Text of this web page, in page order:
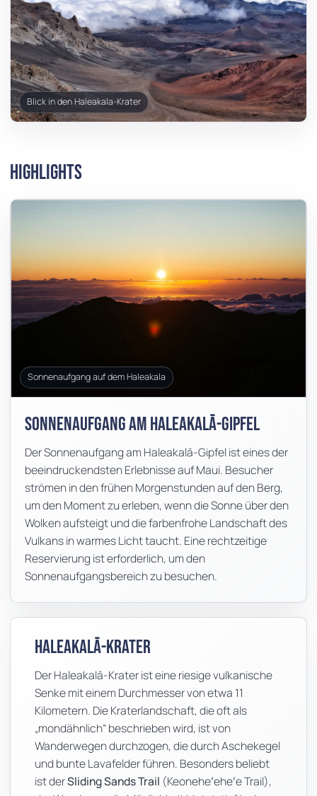
Blick in den Haleakala-Krater
Highlights
Sonnenaufgang auf dem Haleakala
Sonnenaufgang am Haleakalā-Gipfel
Der Sonnenaufgang am Haleakalā-Gipfel ist eines der
beeindruckendsten Erlebnisse auf Maui. Besucher
strömen in den frühen Morgenstunden auf den Berg,
um den Moment zu erleben, wenn die Sonne über den
Wolken aufsteigt und die farbenfrohe Landschaft des
Vulkans in warmes Licht taucht. Eine rechtzeitige
Reservierung ist erforderlich, um den
Sonnenaufgangsbereich zu besuchen.
Haleakalā-Krater
Der Haleakalā-Krater ist eine riesige vulkanische
Senke mit einem Durchmesser von etwa 11
Kilometern. Die Kraterlandschaft, die oft als
„mondähnlich“ beschrieben wird, ist von
Wanderwegen durchzogen, die durch Aschekegel
und bunte Lavafelder führen. Besonders beliebt
ist derSliding Sands Trail (Keoneheʻeheʻe Trail),